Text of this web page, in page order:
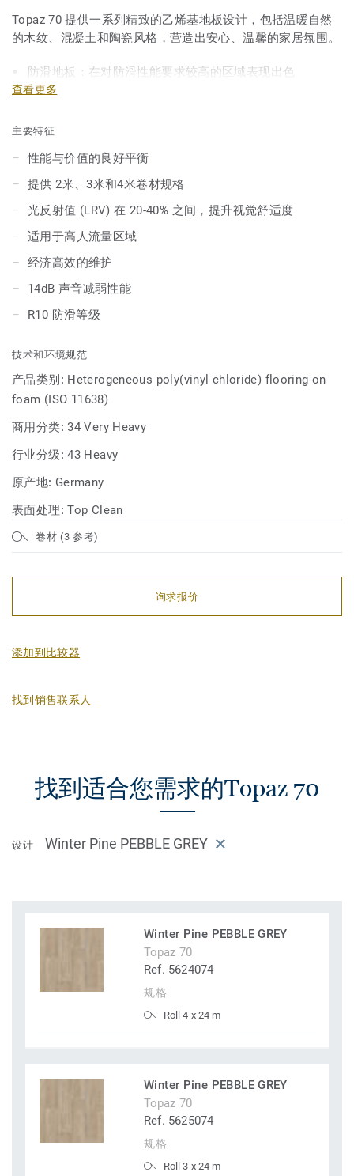
Topaz 70 提供一系列精致的乙烯基地板设计，包括温暖自然
的木纹、混凝土和陶瓷风格，营造出安心、温馨的家居氛围。
防滑地板：在对防滑性能要求较高的区域表现出色
40% 的光反射值 (LRV)，特别适合老年护理环境
良好的声学性能：提供14dB的降噪效果
多种宽度选择：可选 2米、3米和4米 宽度，确保无缝安
装，适配任何空间
Topaz 70 是一款兼具安全性、舒适性和美观性的地板解决方
案，非常适合需要温馨与实用功能的环境。
查看更多
主要特征
性能与价值的良好平衡
提供 2米、3米和4米卷材规格
光反射值 (LRV) 在 20-40% 之间，提升视觉舒适度
适用于高人流量区域
经济高效的维护
14dB 声音减弱性能
R10 防滑等级
技术和环境规范
产品类别: Heterogeneous poly(vinyl chloride) flooring on
foam (ISO 11638)
商用分类:34 Very Heavy
行业分级:43 Heavy
原产地: Germany
表面处理:Top Clean
卷材 (3 参考)
询求报价
添加到比较器
找到销售联系人
找到适合您需求的Topaz 70
设计 Winter Pine PEBBLE GREY
Winter Pine PEBBLE GREY
Topaz 70
Ref. 5624074
规格
Roll 4 x 24 m
Winter Pine PEBBLE GREY
Topaz 70
Ref. 5625074
规格
Roll 3 x 24 m